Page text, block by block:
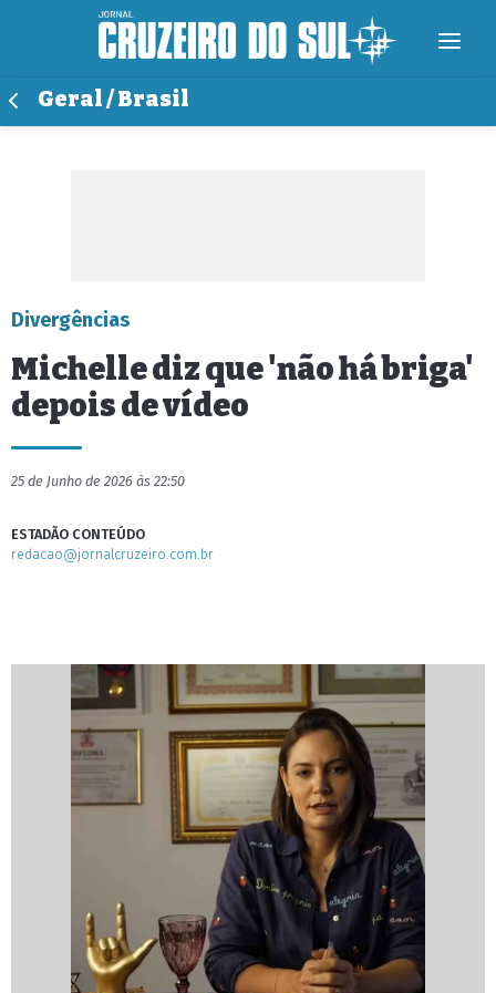
Geral / Brasil
Divergências
Michelle diz que 'não há briga'
depois de vídeo
25 de Junho de 2026 às 22:50
ESTADÃO CONTEÚDO
redacao@jornalcruzeiro.com.br